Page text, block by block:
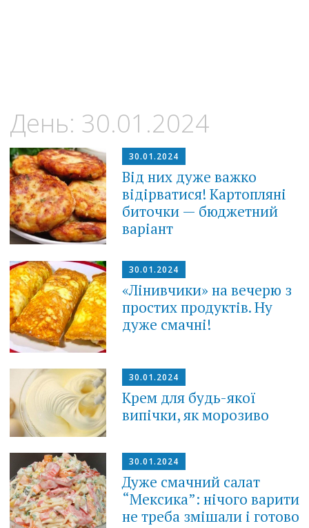
День: 30.01.2024
30.01.2024
Від них дуже важко
відірватися! Картопляні
биточки — бюджетний
варіант
30.01.2024
«Лінивчики» на вечерю з
простих продуктів. Ну
дуже смачні!
30.01.2024
Крем для будь-якої
випічки, як морозиво
30.01.2024
Дуже смачний салат
“Мексика”: нічого варити
не треба змішали і готово